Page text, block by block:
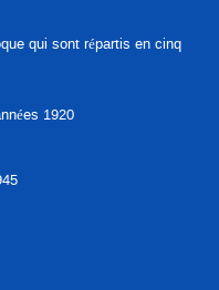
qui sont répartis en cinq
1920